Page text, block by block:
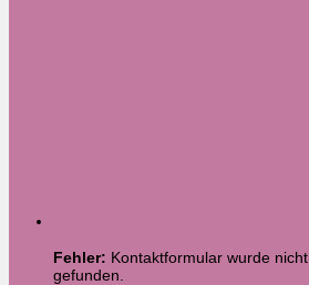
Fehler: Kontaktformular wurde nicht
gefunden.